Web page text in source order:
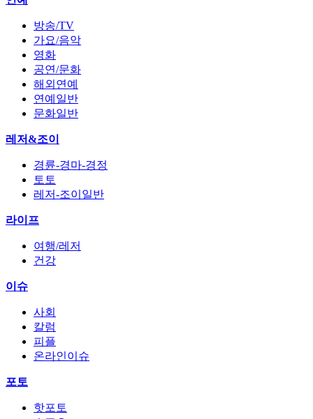
방송/TV
가요/음악
영화
공연/문화
해외연예
연예일반
문화일반
레저&조이
경륜-경마-경정
토토
레저-조이일반
라이프
여행/레저
건강
이슈
사회
칼럼
피플
온라인이슈
포토
핫포토